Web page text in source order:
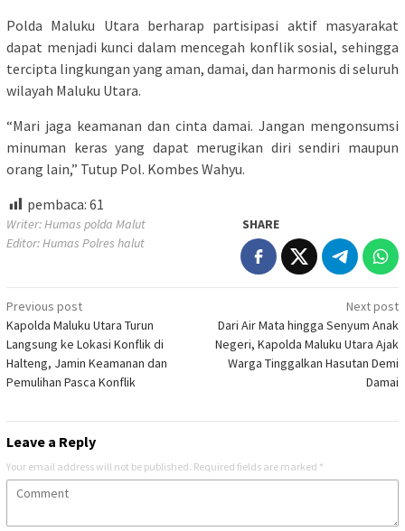
Polda Maluku Utara berharap partisipasi aktif masyarakat
dapat menjadi kunci dalam mencegah konflik sosial, sehingga
tercipta lingkungan yang aman, damai, dan harmonis di seluruh
wilayah Maluku Utara.
“Mari jaga keamanan dan cinta damai. Jangan mengonsumsi
minuman keras yang dapat merugikan diri sendiri maupun
orang lain,” Tutup Pol. Kombes Wahyu.
pembaca: 61
Writer: Humas polda Malut
Editor: Humas Polres halut
SHARE
Post
navigation
Previous post
Kapolda Maluku Utara Turun
Langsung ke Lokasi Konflik di
Halteng, Jamin Keamanan dan
Pemulihan Pasca Konflik
Next post
Dari Air Mata hingga Senyum Anak
Negeri, Kapolda Maluku Utara Ajak
Warga Tinggalkan Hasutan Demi
Damai
Leave a Reply
Your email address will not be published. Required fields are marked *